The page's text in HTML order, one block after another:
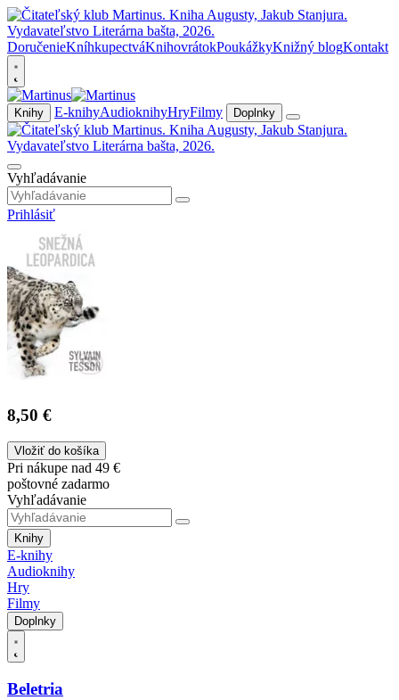
DoručenieKníhkupectváKnihovrátokPoukážkyKnižný blogKontakt
Knihy E-knihyAudioknihyHryFilmy Doplnky
Vyhľadávanie
Prihlásiť
8,50 €
Vložiť do košíka
Pri nákupe nad 49 €
poštovné zadarmo
Vyhľadávanie
Knihy
E-knihy
Audioknihy
Hry
Filmy
Doplnky
Beletria